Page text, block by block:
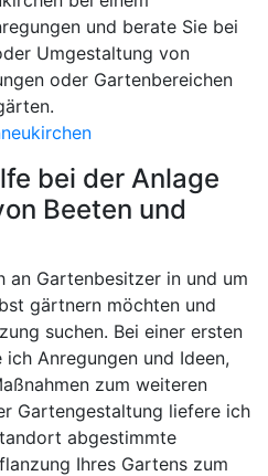
und berate Sie bei
Umgestaltung von
oder Gartenbereichen
bei der Anlage
Beeten und
an Gartenbesitzer in und um
gärtnern möchten und
suchen. Bei einer ersten
Anregungen und Ideen,
zum weiteren
Gartengestaltung liefere ich
abgestimmte
Ihres Gartens zum